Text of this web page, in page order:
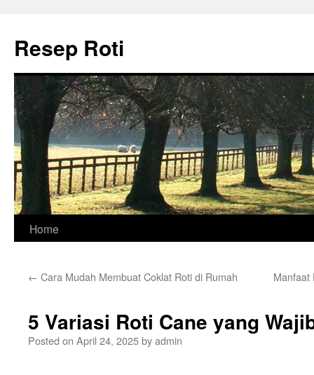
content
Resep Roti
Home
← Cara Mudah Membuat Coklat Roti di Rumah Manfaat
5 Variasi Roti Cane yang
Posted on April 24, 2025byadmin